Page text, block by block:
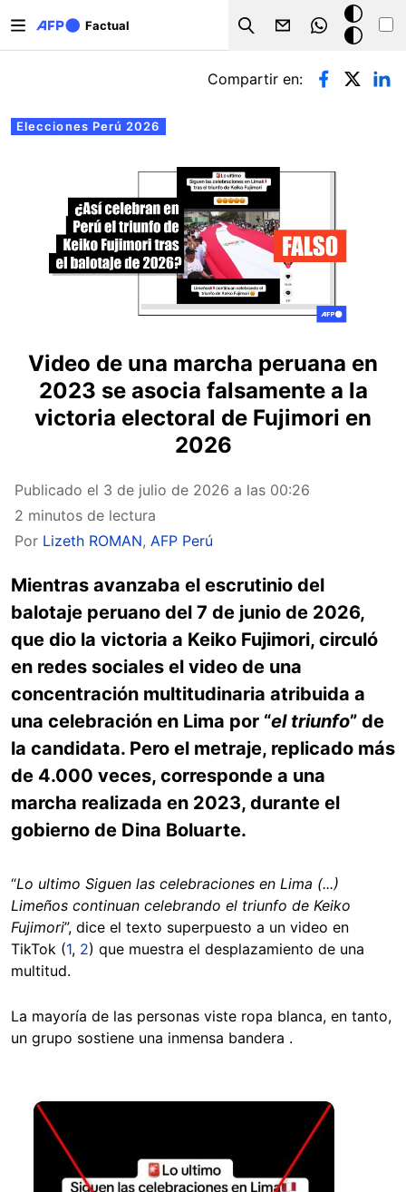
Factual
Search
Modo
oscuro
Solapas principales
Elecciones Perú 2026
Compartir en:
Video de una marcha peruana en
2023 se asocia falsamente a la
victoria electoral de Fujimori en
2026
Publicado el 3 de julio de 2026 a las 00:26
2 minutos de lectura
Por Lizeth ROMAN, AFP Perú
Mientras avanzaba el escrutinio del
balotaje peruano del 7 de junio de 2026,
que dio la victoria a Keiko Fujimori, circuló
en redes sociales el video de una
concentración multitudinaria atribuida a
una celebración en Lima por “el triunfo” de
la candidata. Pero el metraje, replicado más
de 4.000 veces, corresponde a una
marcha realizada en 2023, durante el
gobierno de Dina Boluarte.
“Lo ultimo Siguen las celebraciones en Lima (...)
Limeños continuan celebrando el triunfo de Keiko
Fujimori”, dice el texto superpuesto a un video en
TikTok (1, 2) que muestra el desplazamiento de una
multitud.
La mayoría de las personas viste ropa blanca, en tanto,
un grupo sostiene una inmensa bandera .
Image